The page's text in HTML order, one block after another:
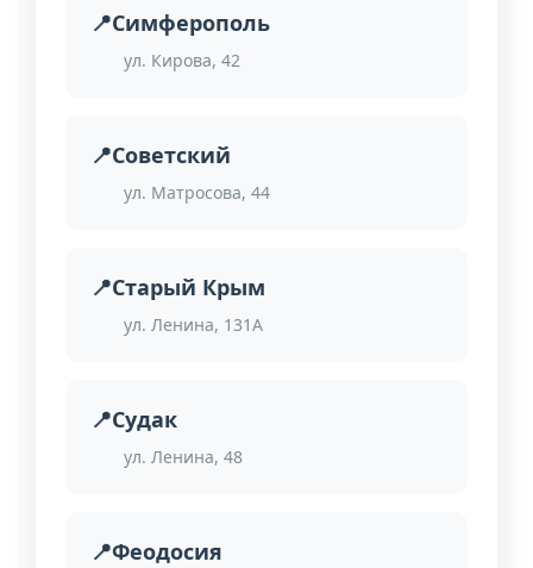
Симферополь
ул. Кирова, 42
Советский
ул. Матросова, 44
Старый Крым
ул. Ленина, 131А
Судак
ул. Ленина, 48
Феодосия